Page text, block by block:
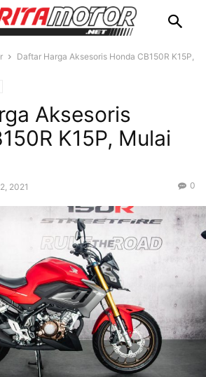
Daftar Harga Aksesoris Honda CB150R K15P,
Aksesoris
K15P, Mulai
2021 0